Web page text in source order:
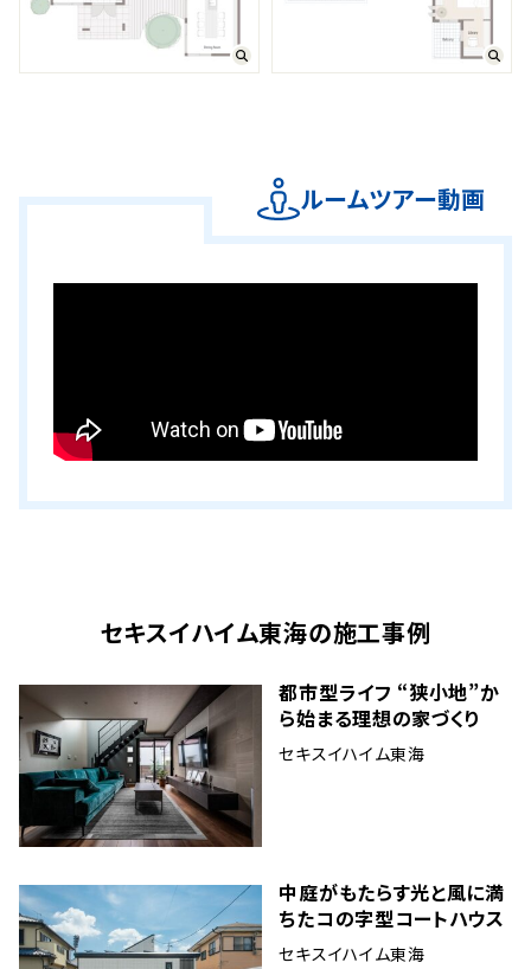
ルームツアー動画
セキスイハイム東海の施工事例
都市型ライフ “狭小地”か
ら始まる理想の家づくり
セキスイハイム東海
中庭がもたらす光と風に満
ちたコの字型コートハウス
セキスイハイム東海